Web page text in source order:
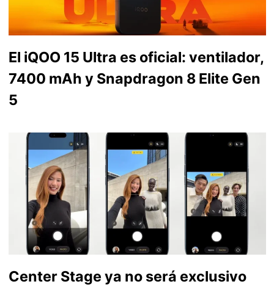
El iQOO 15 Ultra es oficial: ventilador,
7400 mAh y Snapdragon 8 Elite Gen
5
Center Stage ya no será exclusivo